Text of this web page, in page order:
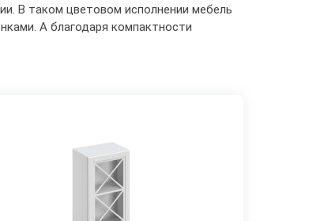
В таком цветовом исполнении мебель
А благодаря компактности